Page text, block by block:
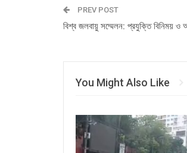
PREV POST
বিশ্ব জলবায়ু সম্মেলন: প্রযুক্তি বিনিময় ও
You Might Also Like